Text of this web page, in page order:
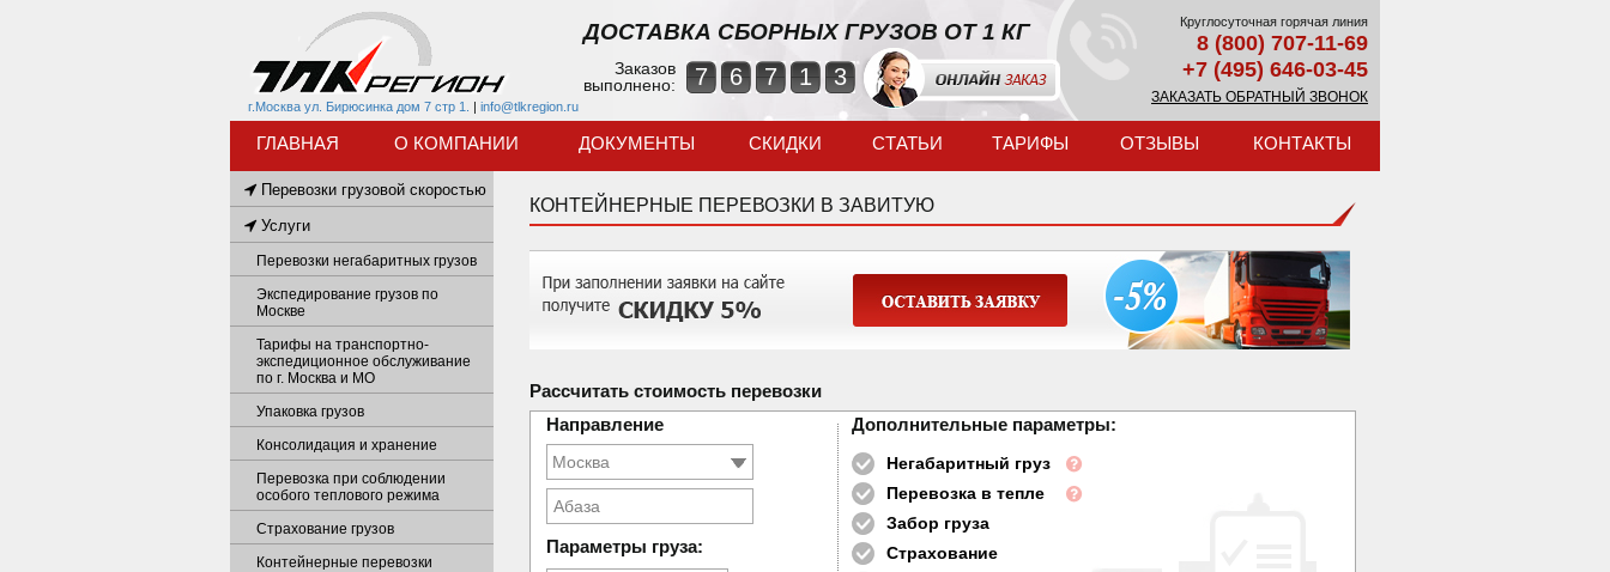
г.Москва ул. Бирюсинка дом 7 стр 1. | info@tlkregion.ru
ДОСТАВКА СБОРНЫХ ГРУЗОВ ОТ 1 КГ
Заказов
выполнено:
7 6 7 1 3
Круглосуточная горячая линия
8 (800) 707-11-69
+7 (495) 646-03-45
ЗАКАЗАТЬ ОБРАТНЫЙ ЗВОНОК
ГЛАВНАЯ О КОМПАНИИ ДОКУМЕНТЫ СКИДКИ СТАТЬИ ТАРИФЫ ОТЗЫВЫ КОНТАКТЫ
КОНТЕЙНЕРНЫЕ ПЕРЕВОЗКИ В ЗАВИТУЮ
Рассчитать стоимость перевозки
Направление
Абаза
Параметры груза:
Дополнительные параметры:
Негабаритный груз
Перевозка в тепле
Забор груза
Страхование
Перевозки грузовой скоростью
Услуги
Перевозки негабаритных грузов
Экспедирование грузов по
Москве
Тарифы на транспортно-
экспедиционное обслуживание
по г. Москва и МО
Упаковка грузов
Консолидация и хранение
Перевозка при соблюдении
особого теплового режима
Страхование грузов
Контейнерные перевозки